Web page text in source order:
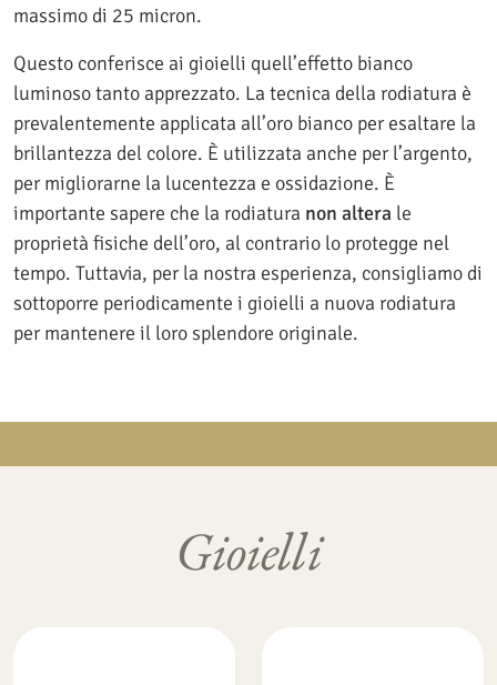
massimo di 25 micron.
Questo conferisce ai gioielli quell’effetto bianco
luminoso tanto apprezzato. La tecnica della rodiatura è
prevalentemente applicata all’oro bianco per esaltare la
brillantezza del colore. È utilizzata anche per l’argento,
per migliorarne la lucentezza e ossidazione. È
importante sapere che la rodiatura non altera le
proprietà fisiche dell’oro, al contrario lo protegge nel
tempo. Tuttavia, per la nostra esperienza, consigliamo di
sottoporre periodicamente i gioielli a nuova rodiatura
per mantenere il loro splendore originale.
Gioielli